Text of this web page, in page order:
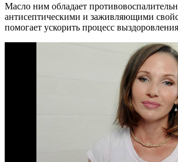
Масло ним обладает
антисептическими и заживляющими
помогает ускорить процесс